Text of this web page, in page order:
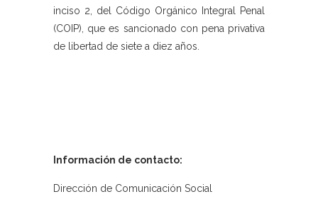
inciso 2, del Código Orgánico Integral Penal
(COIP), que es sancionado con pena privativa
de libertad de siete a diez años.
Información de contacto:
Dirección de Comunicación Social